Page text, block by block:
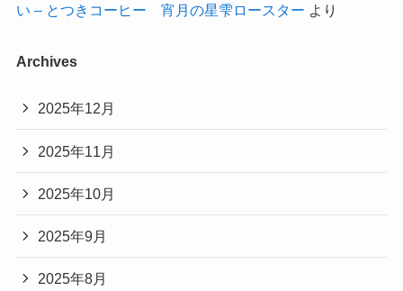
い – とつきコーヒー 宵月の星雫ロースター より
Archives
2025年12月
2025年11月
2025年10月
2025年9月
2025年8月